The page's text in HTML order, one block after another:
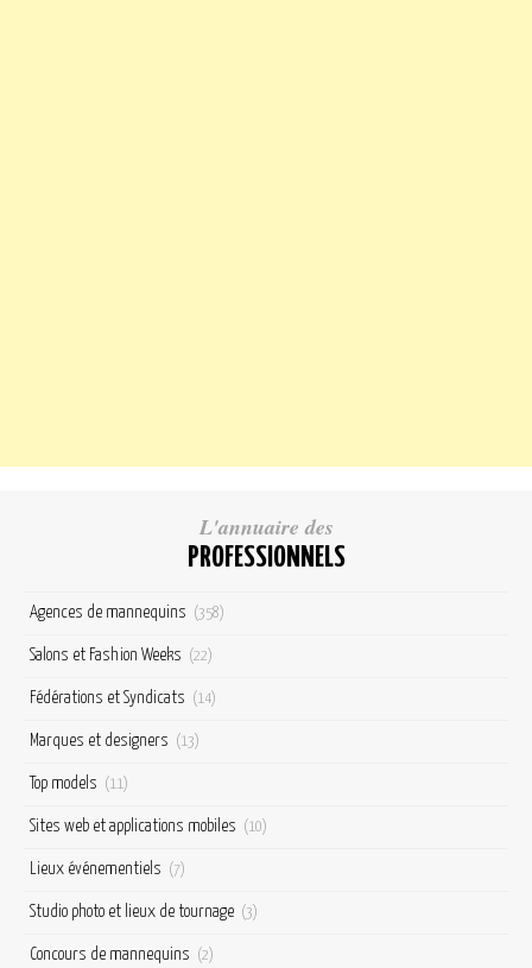
L'annuaire des
PROFESSIONNELS
Agences de mannequins (358)
Salons et Fashion Weeks (22)
Fédérations et Syndicats (14)
Marques et designers (13)
Top models (11)
Sites web et applications mobiles (10)
Lieux événementiels (7)
Studio photo et lieux de tournage (3)
Concours de mannequins (2)